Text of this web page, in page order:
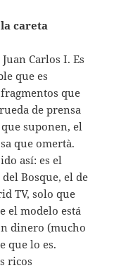
careta
Carlos I. Es
que es
que
de prensa
suponen, el
que omertà.
así: es el
Bosque, el de
TV, solo que
el modelo está
dinero (mucho
que lo es.
ricos